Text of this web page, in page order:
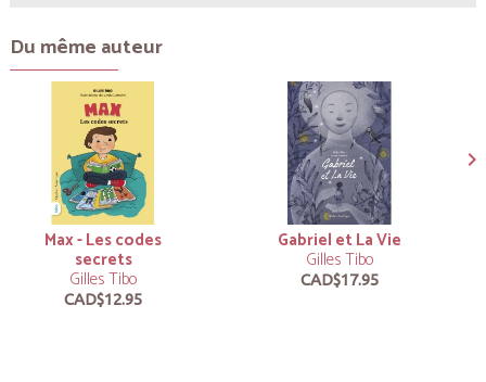
Du même auteur
Max - Les codes
secrets
Gilles Tibo
CAD$12.95
Gabriel et La Vie
Gilles Tibo
CAD$17.95